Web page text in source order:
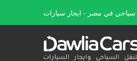
سياحي في مصر - ايجار سيارات